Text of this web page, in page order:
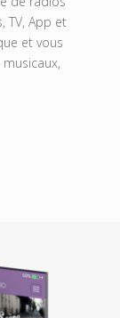
TV, App et
et vous